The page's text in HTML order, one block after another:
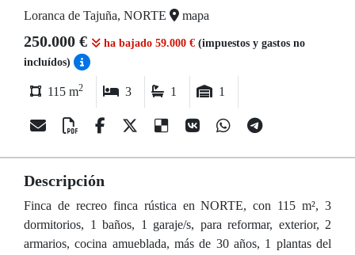
Loranca de Tajuña, NORTE mapa
250.000 € ha bajado 59.000 € (impuestos y gastos no
incluídos)
115 m2 3 1 1
Descripción
Finca de recreo finca rústica en NORTE, con 115 m², 3
dormitorios, 1 baños, 1 garaje/s, para reformar, exterior, 2
armarios, cocina amueblada, más de 30 años, 1 plantas del